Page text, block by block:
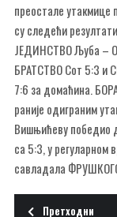
преостале утакмице
су следећи
ЈЕДИНСТВО Љуба –
БРАТСТВО Сот 5:3 и
7:6 за домаћина.
раније одиграним
Вишњићеву победио
са 5:3, у регуларном
савладала
Претходни
Претходни